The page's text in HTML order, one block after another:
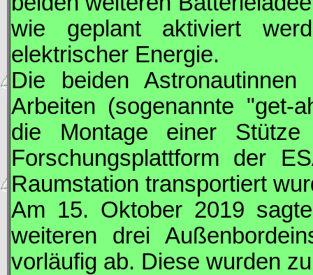
wie geplant aktiviert
elektrischer Energie.
Die beiden
Arbeiten (sogenannte "get-
die Montage einer
Forschungsplattform der
Raumstation transportiert
Am 15. Oktober 2019
weiteren drei
vorläufig ab. Diese wurden